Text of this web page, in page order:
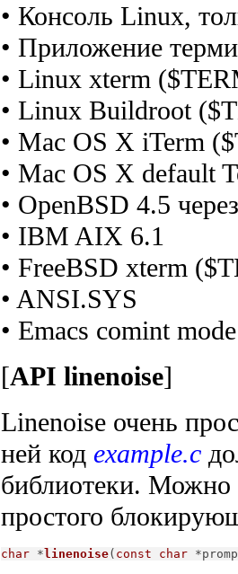
• Консоль Linux,
• Приложение
• Linux xterm
• Linux Buildroot
• Mac OS X iTerm
• Mac OS X default
• OpenBSD 4.5
• IBM AIX 6.1
• FreeBSD xterm
• ANSI.SYS
• Emacs comint
[API linenoise]
Linenoise очень
ней код example.c
библиотеки. Можно
простого
char * linenoise( const char